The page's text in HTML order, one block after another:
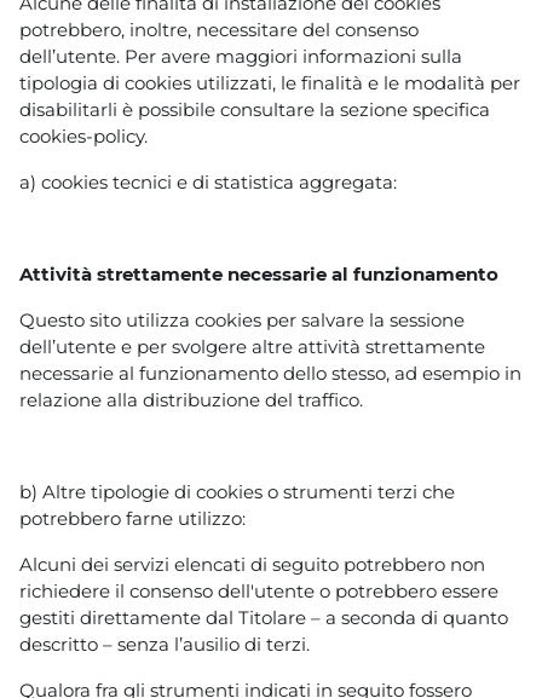
potrebbero, inoltre, necessitare del consenso
dell’utente. Per avere maggiori informazioni sulla
tipologia di cookies utilizzati, le finalità e le modalità per
disabilitarli è possibile consultare la sezione specifica
cookies-policy.
a) cookies tecnici e di statistica aggregata:
Attività strettamente necessarie al funzionamento
Questo sito utilizza cookies per salvare la sessione
dell’utente e per svolgere altre attività strettamente
necessarie al funzionamento dello stesso, ad esempio in
relazione alla distribuzione del traffico.
b) Altre tipologie di cookies o strumenti terzi che
potrebbero farne utilizzo:
Alcuni dei servizi elencati di seguito potrebbero non
richiedere il consenso dell'utente o potrebbero essere
gestiti direttamente dal Titolare – a seconda di quanto
descritto – senza l’ausilio di terzi.
Qualora fra gli strumenti indicati in seguito fossero